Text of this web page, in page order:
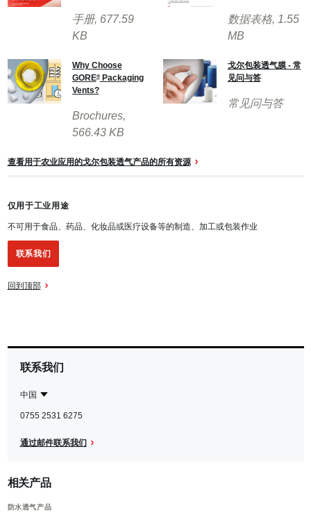
手册, 677.59
KB
数据表格, 1.55
MB
Why Choose
GORE®Packaging
Vents?
Brochures,
566.43 KB
戈尔包装透气膜 - 常
见问与答
常见问与答
查看用于农业应用的戈尔包装透气产品的所有资源
仅用于工业用途
不可用于食品、药品、化妆品或医疗设备等的制造、加工或包装作业
联系我们
回到顶部
联系我们
中国
Contact
中
0755 2531 6275
通过邮件联系我们
相关产品
防水透气产品